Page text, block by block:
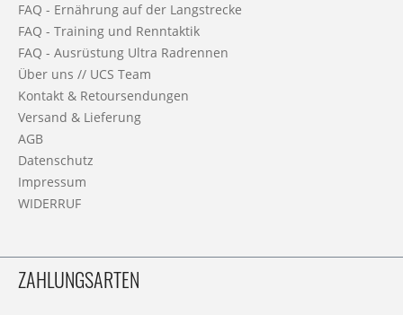
FAQ - Ernährung auf der Langstrecke
FAQ - Training und Renntaktik
FAQ - Ausrüstung Ultra Radrennen
Über uns // UCS Team
Kontakt & Retoursendungen
Versand & Lieferung
AGB
Datenschutz
Impressum
WIDERRUF
ZAHLUNGSARTEN